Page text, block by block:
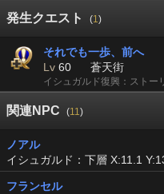
発生クエスト (1)
それでも一歩、前へ
Lv 60 蒼天街
イシュガルド復興：ストー
関連NPC (11)
ノアル
イシュガルド：下層 X:11.1
フランセル